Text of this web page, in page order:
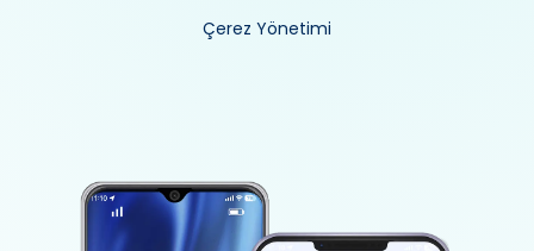
Çerez Yönetimi